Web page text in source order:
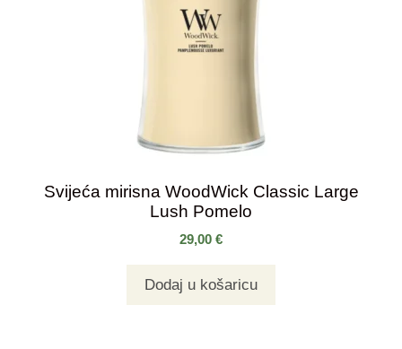
Svijeća mirisna WoodWick Classic Large
Lush Pomelo
29,00 €
Dodaj u košaricu